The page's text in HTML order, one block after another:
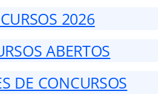
2026
ABERTOS
DE CONCURSOS